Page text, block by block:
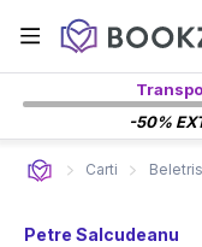
-50%
Carti
Petre Salcudeanu